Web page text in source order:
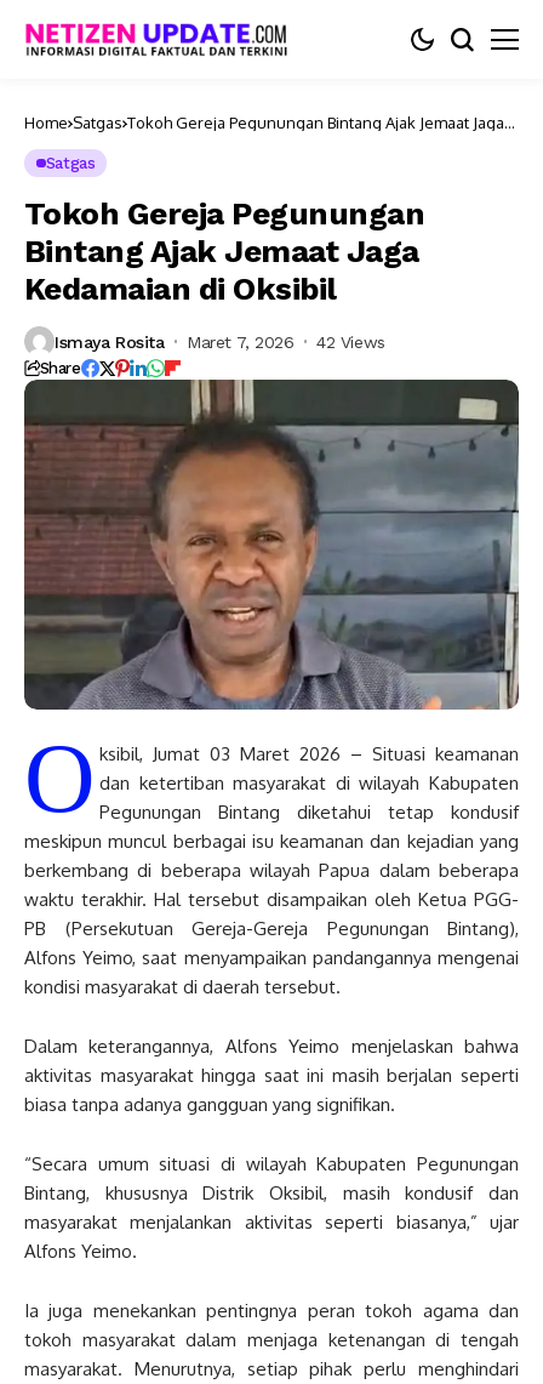
Home Satgas Tokoh Gereja Pegunungan Bintang Ajak Jemaat Jaga
Satgas
Tokoh Gereja Pegunungan
Bintang Ajak Jemaat Jaga
Kedamaian di Oksibil
Ismaya Rosita Maret 7, 2026 42 Views
Share
O ksibil, Jumat 03 Maret 2026 – Situasi keamanan
dan ketertiban masyarakat di wilayah Kabupaten
Pegunungan Bintang diketahui tetap kondusif
meskipun muncul berbagai isu keamanan dan kejadian yang
berkembang di beberapa wilayah Papua dalam beberapa
waktu terakhir. Hal tersebut disampaikan oleh Ketua PGG-
PB (Persekutuan Gereja-Gereja Pegunungan Bintang),
Alfons Yeimo, saat menyampaikan pandangannya mengenai
kondisi masyarakat di daerah tersebut.
Dalam keterangannya, Alfons Yeimo menjelaskan bahwa
aktivitas masyarakat hingga saat ini masih berjalan seperti
biasa tanpa adanya gangguan yang signifikan.
“Secara umum situasi di wilayah Kabupaten Pegunungan
Bintang, khususnya Distrik Oksibil, masih kondusif dan
masyarakat menjalankan aktivitas seperti biasanya,” ujar
Alfons Yeimo.
Ia juga menekankan pentingnya peran tokoh agama dan
tokoh masyarakat dalam menjaga ketenangan di tengah
masyarakat. Menurutnya, setiap pihak perlu menghindari